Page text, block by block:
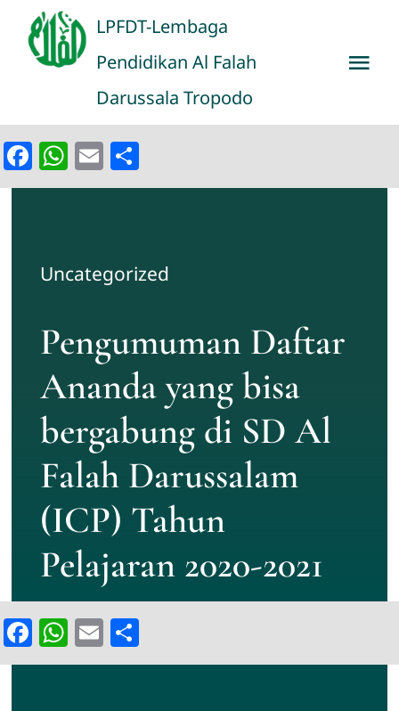
LPFDT-Lembaga
Pendidikan Al Falah
Darussala Tropodo
Belajar Online
SPMB
Facebook
WhatsApp
Email
Uncategorized
Pengumuman Daftar
Ananda yang bisa
bergabung di SD Al
Falah Darussalam
(ICP) Tahun
Pelajaran 2020-2021
Facebook
WhatsApp
Email